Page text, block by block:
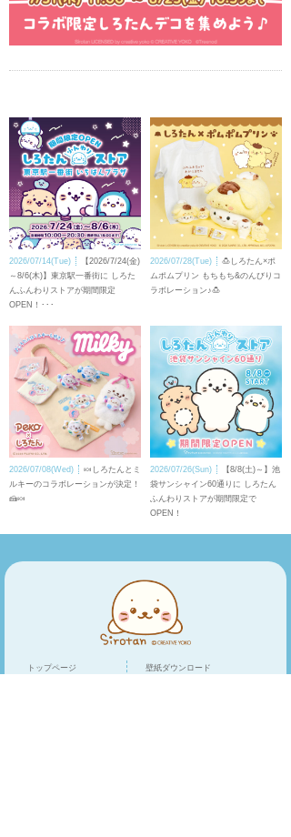
2026/07/14(Tue)
【2026/7/24(金)
～8/6(木)】東京駅一番街に しろた
んふんわりストアが期間限定
OPEN！･･･
2026/07/28(Tue)
🍮しろたん×ポ
ムポムプリン もちもち&のんびりコ
ラボレーション♪🍮
2026/07/08(Wed)
🍬しろたんとミ
ルキーのコラボレーションが決定！
🍰🍬
2026/07/26(Sun)
【8/8(土)～】池
袋サンシャイン60通りに しろたん
ふんわりストアが期間限定で
OPEN！
トップページ 壁紙ダウンロード